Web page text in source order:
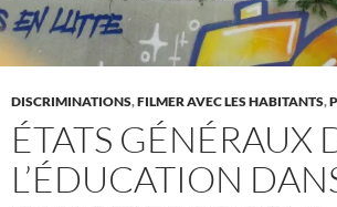
DISCRIMINATIONS,FILMER AVEC LES HABITANTS,
ÉTATS GÉNÉRAUX
L’ÉDUCATION